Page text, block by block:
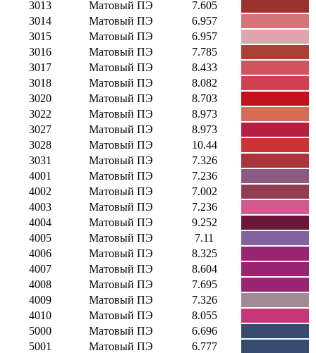
3013 Матовый ПЭ
7.605
3014
Матовый ПЭ
6.957
3015
Матовый ПЭ
6.957
3016
Матовый ПЭ
7.785
3017
Матовый ПЭ
8.433
3018
Матовый ПЭ
8.082
3020
Матовый ПЭ
8.703
3022
Матовый ПЭ
8.973
3027
Матовый ПЭ
8.973
3028
Матовый ПЭ
10.44
3031
Матовый ПЭ
7.326
4001
Матовый ПЭ
7.236
4002
Матовый ПЭ
7.002
4003
Матовый ПЭ
7.236
4004
Матовый ПЭ
9.252
4005
Матовый ПЭ
7.11
4006
Матовый ПЭ
8.325
4007
Матовый ПЭ
8.604
4008
Матовый ПЭ
7.695
4009
Матовый ПЭ
7.326
4010
Матовый ПЭ
8.055
5000
Матовый ПЭ
6.696
5001
Матовый ПЭ
6.777